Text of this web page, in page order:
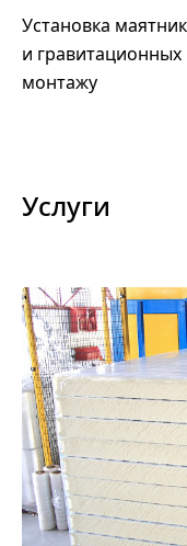
Установка
и
монтажу
Услуги